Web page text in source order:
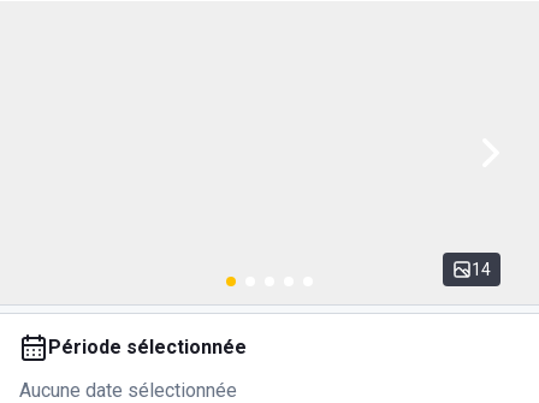
14
Période sélectionnée
Aucune date sélectionnée